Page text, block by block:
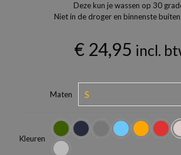
Deze kun je wassen op 30
Niet in de droger en binnenste
€ 24,95 incl.
Maten
Kleuren